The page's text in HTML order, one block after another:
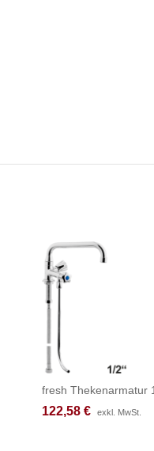
fresh Thekenarmatur
122,58 € exkl. MwSt.
122,58 € exkl. MwSt.